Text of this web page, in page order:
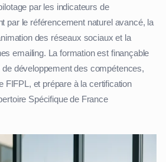
par les indicateurs de
par le référencement naturel avancé, la
des réseaux sociaux et la
emailing. La formation est finançable
développement des compétences,
FIFPL, et prépare à la certification
Spécifique de France